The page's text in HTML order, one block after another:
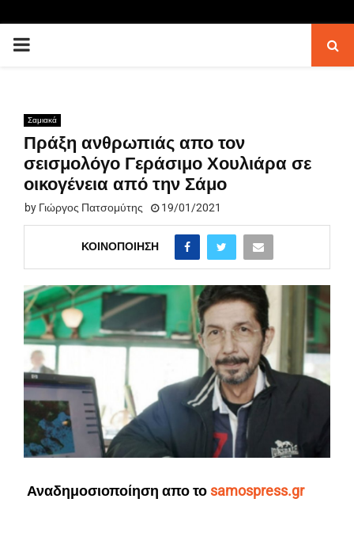
PRIMARY
Σαμιακά
Πράξη ανθρωπιάς απο τον
σεισμολόγο Γεράσιμο Χουλιάρα σε
οικογένεια από την Σάμο
by Γιώργος Πατσομύτης 19/01/2021
ΚΟΙΝΟΠΟΊΗΣΗ
Αναδημοσιοποίηση απο το samospress.gr